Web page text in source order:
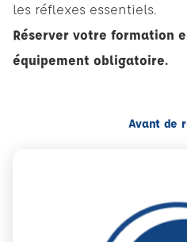
les réflexes essentiels.
Réserver votre formation
équipement obligatoire.
Avant de